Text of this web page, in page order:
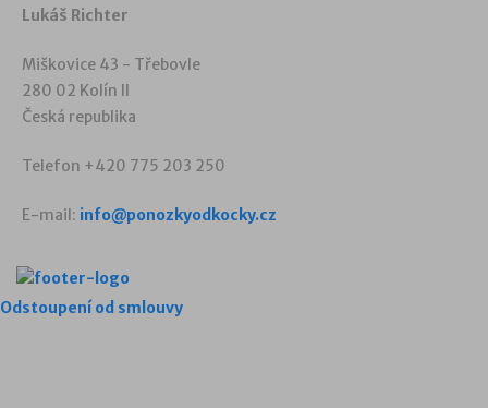
Lukáš Richter
Miškovice 43 - Třebovle
280 02 Kolín II
Česká republika
Telefon +420 775 203 250
E-mail: info@ponozkyodkocky.cz
Odstoupení od smlouvy